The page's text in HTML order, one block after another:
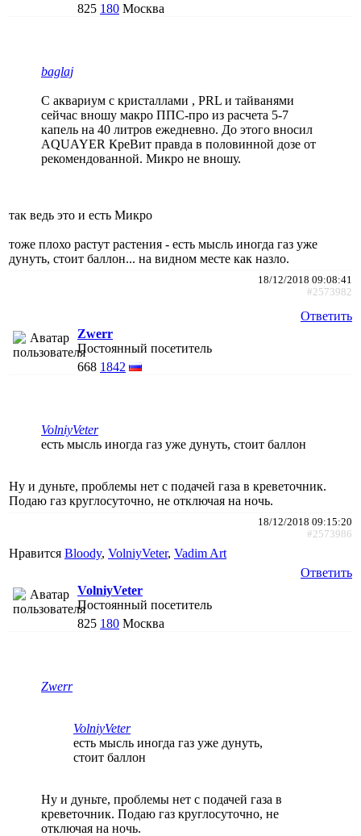
825 180 Москва
baglaj
С аквариум с кристаллами , PRL и тайванями
сейчас вношу макро ППС-про из расчета 5-7
капель на 40 литров ежедневно. До этого вносил
AQUAYER КреВит правда в половинной дозе от
рекомендованной. Микро не вношу.
так ведь это и есть Микро
тоже плохо растут растения - есть мысль иногда газ уже
дунуть, стоит баллон... на видном месте как назло.
18/12/2018 09:08:41
#2573982
Ответить
Zwerr
Постоянный посетитель
668 1842
VolniyVeter
есть мысль иногда газ уже дунуть, стоит баллон
Ну и дуньте, проблемы нет с подачей газа в креветочник.
Подаю газ круглосуточно, не отключая на ночь.
18/12/2018 09:15:20
#2573986
Нравится Bloody, VolniyVeter, Vadim Art
Ответить
VolniyVeter
Постоянный посетитель
825 180 Москва
Zwerr
VolniyVeter
есть мысль иногда газ уже дунуть,
стоит баллон
Ну и дуньте, проблемы нет с подачей газа в
креветочник. Подаю газ круглосуточно, не
отключая на ночь.